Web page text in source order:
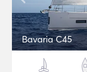
Bavaria C45